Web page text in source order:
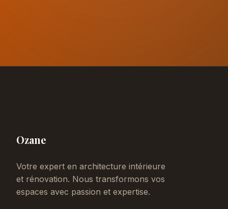
Ozane
Votre expert en architecture intérieure
et rénovation. Nous transformons vos
espaces avec passion et expertise.